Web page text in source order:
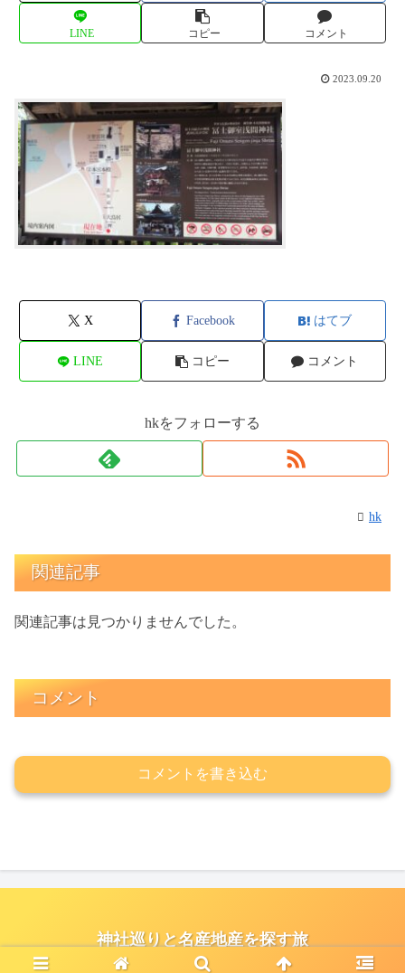
LINE コピー コメント
2023.09.20
X Facebook はてブ
LINE コピー コメント
hkをフォローする
hk
関連記事
関連記事は見つかりませんでした。
コメント
コメントを書き込む
神社巡りと名産地産を探す旅
© 2021 神社巡りと名産地産を探す旅.